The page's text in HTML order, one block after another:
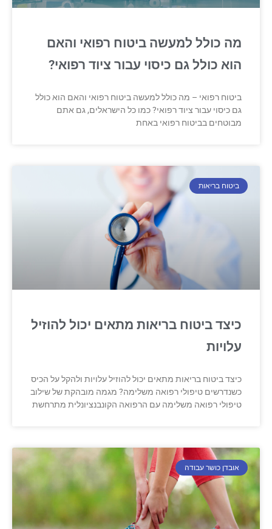
מה כולל למעשה ביטוח רפואי והאם
הוא כולל גם כיסוי עבור ציוד רפואי?
ביטוח רפואי – מה כולל למעשה ביטוח רפואי והאם הוא כולל
גם כיסוי עבור ציוד רפואי? כמו כל הישראלים, גם אתם
מבוטחים בביטוח רפואי באחת
ביטוח בריאות
כיצד ביטוח בריאות מתאים יכול להוזיל
עלויות
כיצד ביטוח בריאות מתאים יכול להוזיל עלויות ולהקל על הכיס
כשנדרשים טיפולי רפואה משלימה? מגמה מובהקת של שילוב
טיפולי רפואה משלימה עם הרפואה הקונבנציונלית מתרחשת
אובדן כושר עבודה